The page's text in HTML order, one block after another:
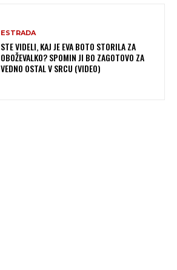
ESTRADA
STE VIDELI, KAJ JE EVA BOTO STORILA ZA
OBOŽEVALKO? SPOMIN JI BO ZAGOTOVO ZA
VEDNO OSTAL V SRCU (VIDEO)